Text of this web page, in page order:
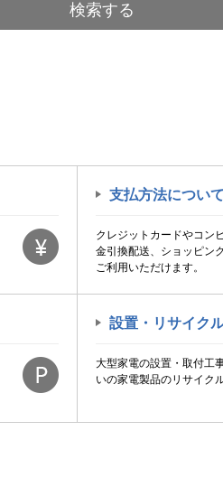
検索する
支払方法について
クレジットカードやコン
金引換配送、ショッピン
ご利用いただけます。
設置・リサイク
大型家電の設置・取付工
いの家電製品のリサイク